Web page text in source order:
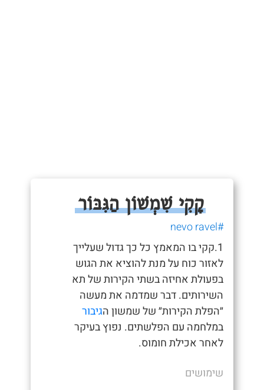
קָקִי שִׁמְשׁוֹן הַגִּבּוֹר
#nevo ravel
1.קקי בו המאמץ כל כך גדול שעלייך
לאזור כוח על מנת להוציא את הגוש
בפעולת אחיזה בשתי הקירות של תא
השירותים. דבר שמדמה את מעשה
״הפלת הקירות״ של שמשון הגיבור
במלחמה עם הפלשתים. נפוץ בעיקר
לאחר אכילת חומוס.
שימושים